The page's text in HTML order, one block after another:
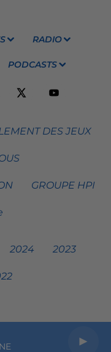
RADIO
PODCASTS
DES JEUX
GROUPE HPI
2024 2023